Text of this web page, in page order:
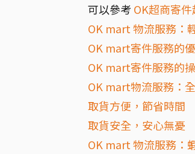
可以參考 OK超商寄
OK mart 物流服務：
OK mart寄件服務的
OK mart寄件服務的
OK mart物流服務：
取貨方便，節省時間
取貨安全，安心無憂
OK mart 物流服務：